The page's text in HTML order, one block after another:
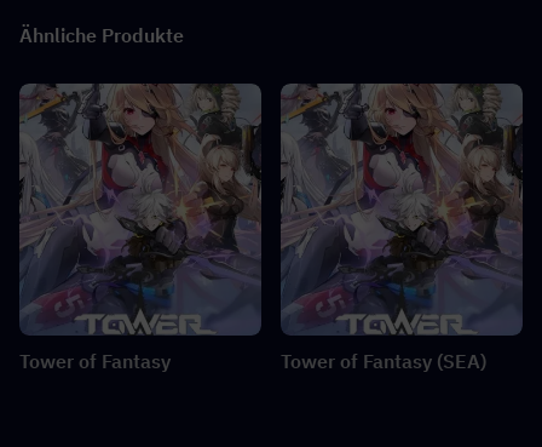
Ähnliche Produkte
Tower of Fantasy Tower of Fantasy (SEA)